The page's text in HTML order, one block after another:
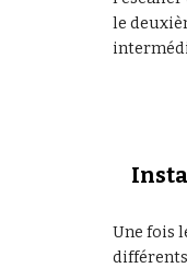
le
Une fois
différents